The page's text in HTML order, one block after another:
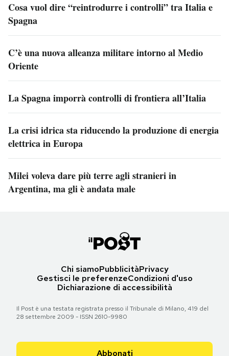
Cosa vuol dire “reintrodurre i controlli” tra Italia e
Spagna
C’è una nuova alleanza militare intorno al Medio
Oriente
La Spagna imporrà controlli di frontiera all’Italia
La crisi idrica sta riducendo la produzione di energia
elettrica in Europa
Milei voleva dare più terre agli stranieri in
Argentina, ma gli è andata male
Chi siamoPubblicitàPrivacy
Gestisci le preferenzeCondizioni d'uso
Dichiarazione di accessibilità
Il Post è una testata registrata presso il Tribunale di Milano, 419 del
28 settembre 2009 - ISSN 2610-9980
Abbonati